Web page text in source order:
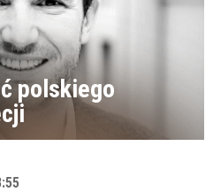
polskiego